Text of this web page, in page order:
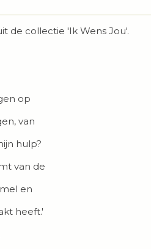
de collectie 'Ik Wens Jou'.
op
van
hulp?
van de
en
heeft.'